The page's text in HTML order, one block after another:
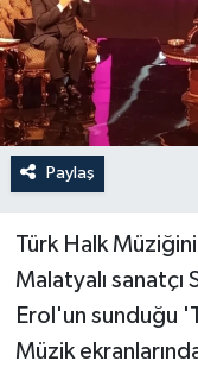
Paylaş
Türk Halk
Malatyalı
Erol'un sunduğu
Müzik